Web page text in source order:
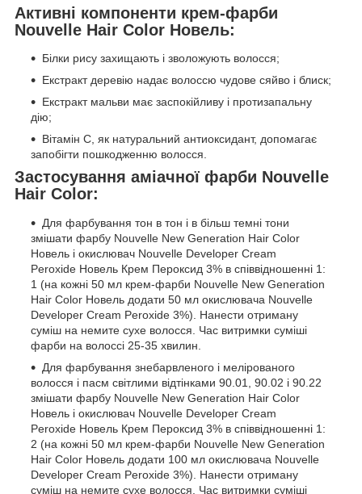
Активні компоненти крем-фарби
Nouvelle Hair Color Новель:
Білки рису захищають і зволожують волосся;
Екстракт деревію надає волоссю чудове сяйво і блиск;
Екстракт мальви має заспокійливу і протизапальну
дію;
Вітамін С, як натуральний антиоксидант, допомагає
запобігти пошкодженню волосся.
Застосування аміачної фарби Nouvelle
Hair Color:
Для фарбування тон в тон і в більш темні тони
змішати фарбу Nouvelle New Generation Hair Color
Новель і окислювач Nouvelle Developer Cream
Peroxide Новель Крем Пероксид 3% в співвідношенні 1:
1 (на кожні 50 мл крем-фарби Nouvelle New Generation
Hair Color Новель додати 50 мл окислювача Nouvelle
Developer Cream Peroxide 3%). Нанести отриману
суміш на немите сухе волосся. Час витримки суміші
фарби на волоссі 25-35 хвилин.
Для фарбування знебарвленого і мелірованого
волосся і пасм світлими відтінками 90.01, 90.02 і 90.22
змішати фарбу Nouvelle New Generation Hair Color
Новель і окислювач Nouvelle Developer Cream
Peroxide Новель Крем Пероксид 3% в співвідношенні 1:
2 (на кожні 50 мл крем-фарби Nouvelle New Generation
Hair Color Новель додати 100 мл окислювача Nouvelle
Developer Cream Peroxide 3%). Нанести отриману
суміш на немите сухе волосся. Час витримки суміші